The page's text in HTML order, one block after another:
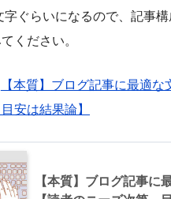
字ぐらいになるので、記事
ください。
【本質】ブログ記事に最適
安は結果論】
【本質】ブログ記事に